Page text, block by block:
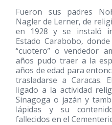
Fueron sus padres
Nagler de Lerner, de
en 1928 y se instaló
Estado Carabobo,
“cuotero” o vendedor
años pudo traer a la
años de edad para
trasladarse a Caracas.
ligado a la actividad
Sinagoga o jazán y
lápidas y su
fallecidos en el